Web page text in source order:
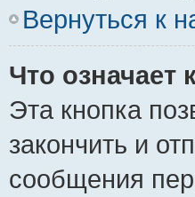
Вернуться к
Что означает
Эта кнопка
закончить и
сообщения